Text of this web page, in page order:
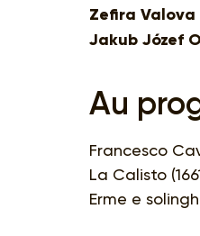
Zefira Valova
Jakub Józef
Au
Francesco
La Calisto
Erme e